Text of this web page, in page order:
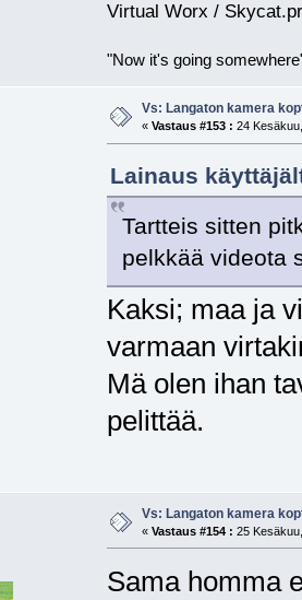
Virtual Worx /
"Now it's going
Vs: Langaton kamera
« Vastaus #153 : 24
Lainaus
Tartteis sitten
pelkkää videota
Kaksi; maa ja
varmaan
Mä olen ihan
pelittää.
Vs: Langaton kamera
« Vastaus #154 : 25
Sama homma